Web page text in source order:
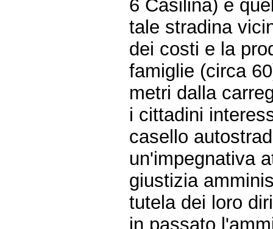
6 Casilina) e
tale stradina
dei costi e la
famiglie (circa
metri dalla
i cittadini
casello
un'impegnativa
giustizia
tutela dei loro
in passato